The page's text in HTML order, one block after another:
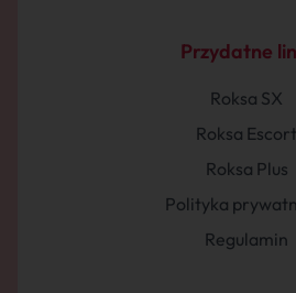
Przydatne
Roksa SX
Roksa Escort
Roksa Plus
Polityka
Regulamin